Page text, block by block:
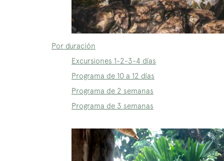
Por duración
Excursiones 1-2-3-4 días
Programa de 10 a 12 días
Programa de 2 semanas
Programa de 3 semanas